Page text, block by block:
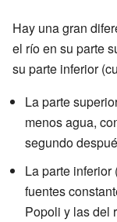
Hay una gran
el río en su parte
su parte inferior
La parte
menos agua,
segundo
La parte
fuentes
Popoli y las del